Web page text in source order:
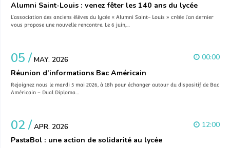
Alumni Saint-Louis : venez fêter les 140 ans du lycée
L’association des anciens élèves du lycée « Alumni Saint- Louis » créée l’an dernier
vous propose une nouvelle rencontre. Le 6 juin,…
05 / MAY. 2026
00:00
Réunion d’informations Bac Américain
Rejoignez nous le mardi 5 mai 2026, à 18h pour échanger autour du dispositif de Bac
Américain – Dual Diploma…
02 / APR. 2026
12:00
PastaBol : une action de solidarité au lycée